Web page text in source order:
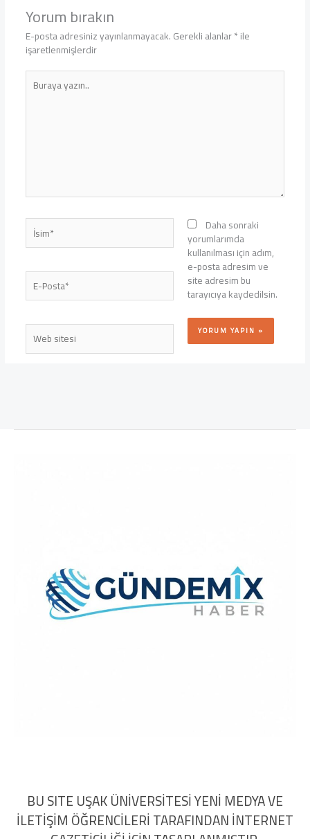
Yorum bırakın
E-posta adresiniz yayınlanmayacak.Gerekli alanlar*ile
işaretlenmişlerdir
Buraya
yazın..
İsim*
E-
Posta*
Web
sitesi
Daha sonraki
yorumlarımda
kullanılması için adım,
e-posta adresim ve
site adresim bu
tarayıcıya kaydedilsin.
BU SITE UŞAK ÜNİVERSİTESİ YENİ MEDYA VE
İLETİŞİM ÖĞRENCİLERİ TARAFINDAN İNTERNET